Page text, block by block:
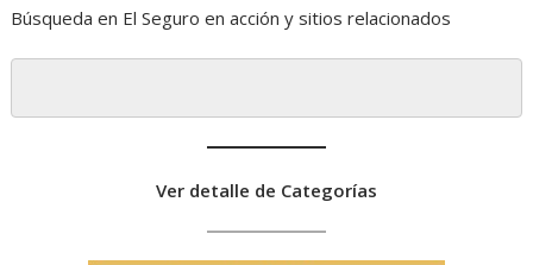
Búsqueda en El Seguro en acción y sitios relacionados
Ver detalle de Categorías